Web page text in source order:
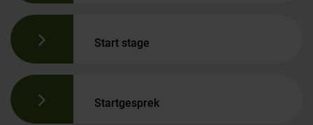
Start stage
Startgesprek